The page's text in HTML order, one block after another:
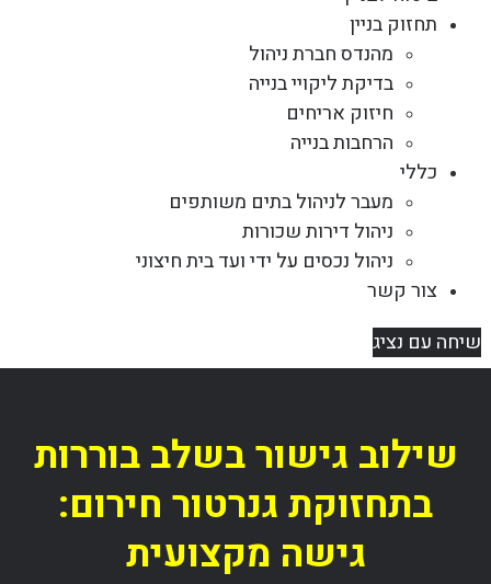
תחזוק בניין
מהנדס חברת ניהול
בדיקת ליקויי בנייה
חיזוק אריחים
הרחבות בנייה
כללי
מעבר לניהול בתים משותפים
ניהול דירות שכורות
ניהול נכסים על ידי ועד בית חיצוני
צור קשר
שיחה עם נציג
שילוב גישור בשלב בוררות
בתחזוקת גנרטור חירום:
גישה מקצועית